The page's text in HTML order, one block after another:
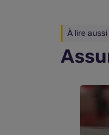
À lire aussi